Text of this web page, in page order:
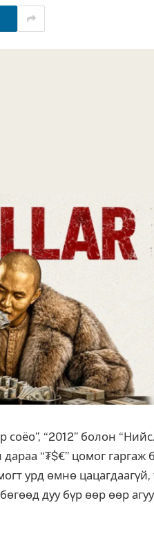
“2012” болон
“₮$€” цомог гаргаж
урд өмнө цацагдаагүй,
дуу бүр өөр өөр